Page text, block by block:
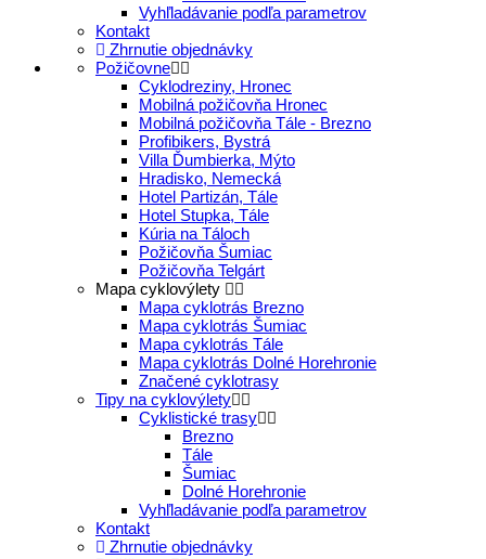
Vyhľladávanie podľa parametrov
Kontakt
Zhrnutie objednávky
Požičovne
Cyklodreziny, Hronec
Mobilná požičovňa Hronec
Mobilná požičovňa Tále - Brezno
Profibikers, Bystrá
Villa Ďumbierka, Mýto
Hradisko, Nemecká
Hotel Partizán, Tále
Hotel Stupka, Tále
Kúria na Táloch
Požičovňa Šumiac
Požičovňa Telgárt
Mapa cyklovýlety
Mapa cyklotrás Brezno
Mapa cyklotrás Šumiac
Mapa cyklotrás Tále
Mapa cyklotrás Dolné Horehronie
Značené cyklotrasy
Tipy na cyklovýlety
Cyklistické trasy
Brezno
Tále
Šumiac
Dolné Horehronie
Vyhľladávanie podľa parametrov
Kontakt
Zhrnutie objednávky